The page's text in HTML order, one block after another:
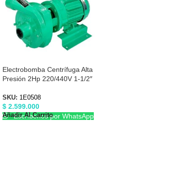
Electrobomba Centrífuga Alta
Presión 2Hp 220/440V 1-1/2″
SKU: 1E0508
$2.599.000
Añadir Al Carrito
Escríbenos por WhatsApp